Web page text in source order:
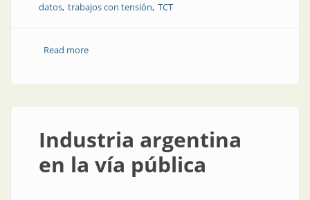
datos trabajos con tensión TCT
Read moreabout La integridad eléctrica como eje de la seguridad
Industria argentina
en la vía pública